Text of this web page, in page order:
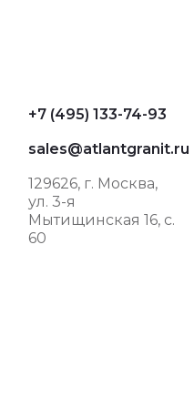
+7 (495) 133-74-93
sales@atlantgranit.ru
129626, г. Москва,
ул. 3-я
Мытищинская 16, с.
60